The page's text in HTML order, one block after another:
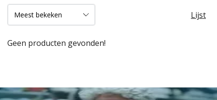
Lijst
Geen producten gevonden!